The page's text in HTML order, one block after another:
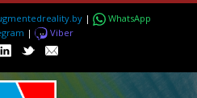
|
WhatsApp
| Viber